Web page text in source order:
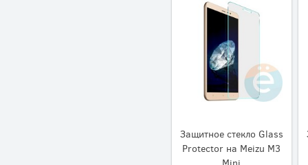
Защитное стекло Glass
Protector на Meizu M3